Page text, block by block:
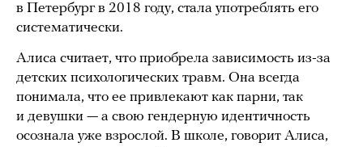
в Петербург в 2018 году, стала употреблять его
систематически.
Алиса считает, что приобрела зависимость из-за
детских психологических травм. Она всегда
понимала, что ее привлекают как парни, так
и девушки — а свою гендерную идентичность
осознала уже взрослой. В школе, говорит Алиса,